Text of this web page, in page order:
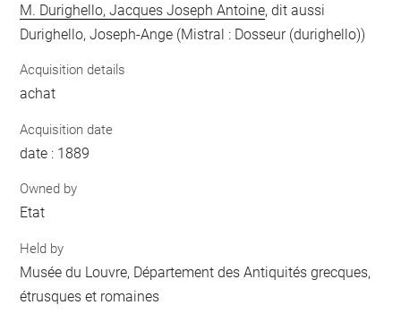
M. Durighello, Jacques Joseph Antoine, dit aussi
Durighello, Joseph-Ange (Mistral : Dosseur (durighello))
Acquisition details
achat
Acquisition date
date : 1889
Owned by
Etat
Held by
Musée du Louvre, Département des Antiquités grecques,
étrusques et romaines